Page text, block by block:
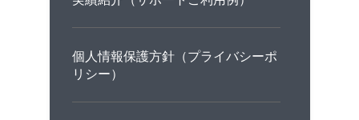
個人情報保護方針（プライバシーポ
リシー）